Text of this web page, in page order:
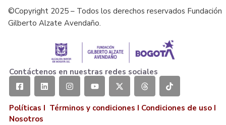
©Copyright 2025 – Todos los derechos reservados Fundación
Gilberto Alzate Avendaño.
Contáctenos en nuestras redes sociales
Políticas I Términos y condiciones I Condiciones de uso I
Nosotros